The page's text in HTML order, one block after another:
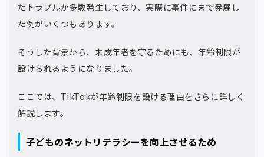
たトラブルが多数発生しており、実際に事件にまで発展し
た例がいくつもあります。
そうした背景から、未成年者を守るためにも、年齢制限が
設けられるようになりました。
ここでは、TikTokが年齢制限を設ける理由をさらに詳しく
解説します。
子どものネットリテラシーを向上させるため